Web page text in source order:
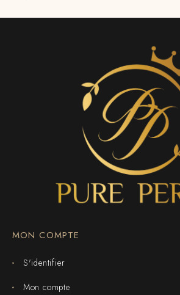
MON COMPTE
S'identifier
Mon compte